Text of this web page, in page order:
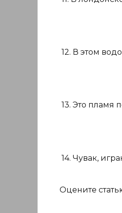
12. В этом
13. Это пламя
14. Чувак,
Оцените